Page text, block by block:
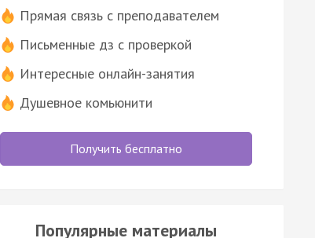
Прямая связь с преподавателем
Письменные дз с проверкой
Интересные онлайн-занятия
Душевное комьюнити
Получить бесплатно
Популярные материалы